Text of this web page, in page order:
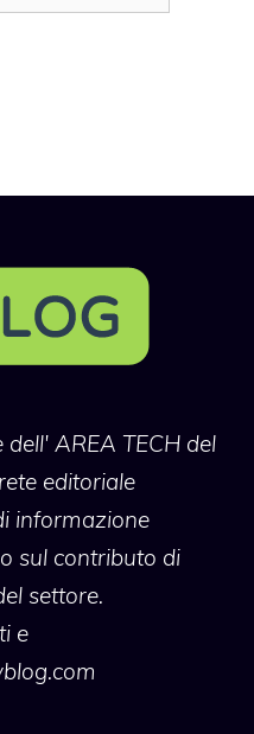
dell' AREA TECH del
editoriale
informazione
sul contributo di
settore.
e